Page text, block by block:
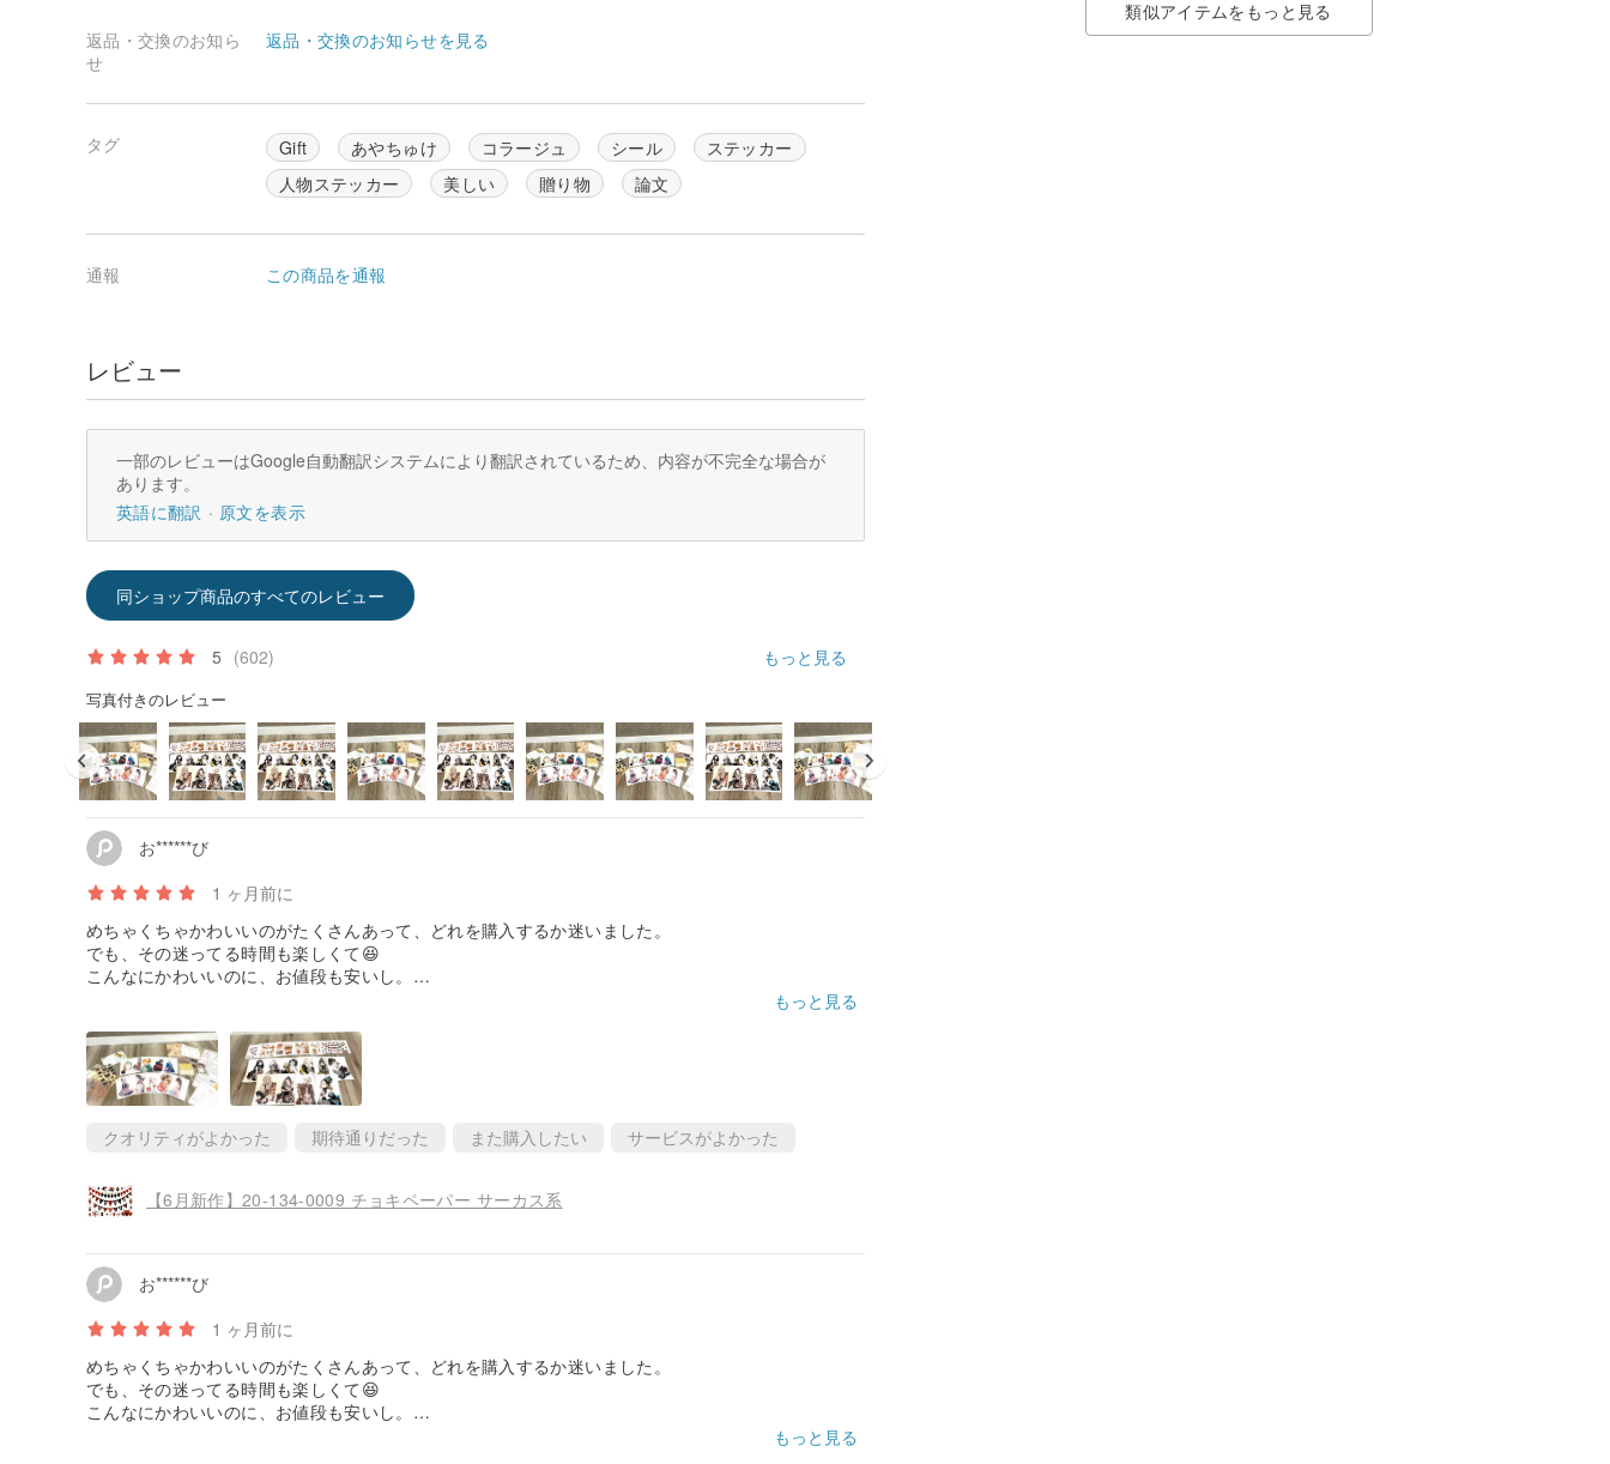
類似アイテムをもっと見る
返品・交換のお知ら
せ
返品・交換のお知らせを見る
タグ Gift あやちゅけ コラージュ シール
ステッカー
人物ステッカー
美しい 贈り物 論文
通報 この商品を通報
レビュー
一部のレビューはGoogle自動翻訳システムにより翻訳されているため、内容が不完全な場合が
あります。
英語に翻訳
原文を表示
同ショップ商品のすべてのレビュー
5 (602) もっと見る
写真付きのレビュー
お******び
1 ヶ月前に
めちゃくちゃかわいいのがたくさんあって、どれを購入するか迷いました。
でも、その迷ってる時間も楽しくて😆
こんなにかわいいのに、お値段も安いし。
ありがとうございました🫶🏻
もっと見る
クオリティがよかった 期待通りだった また購入したい サービスがよかった
【6月新作】20-134-0009 チョキペーパー サーカス系
お******び
1 ヶ月前に
めちゃくちゃかわいいのがたくさんあって、どれを購入するか迷いました。
でも、その迷ってる時間も楽しくて😆
こんなにかわいいのに、お値段も安いし。
もっと見る